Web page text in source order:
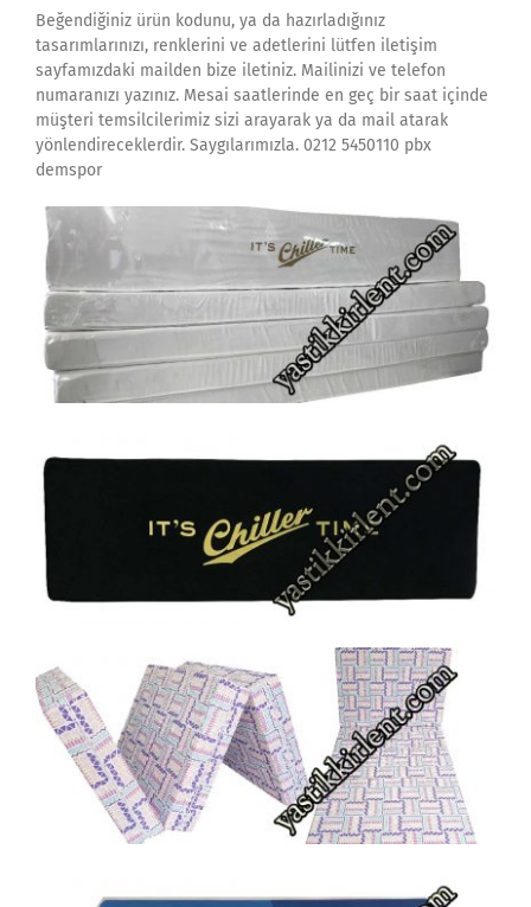
Beğendiğiniz ürün kodunu, ya da hazırladığınız
tasarımlarınızı, renklerini ve adetlerini lütfen iletişim
sayfamızdaki mailden bize iletiniz. Mailinizi ve telefon
numaranızı yazınız. Mesai saatlerinde en geç bir saat içinde
müşteri temsilcilerimiz sizi arayarak ya da mail atarak
yönlendireceklerdir. Saygılarımızla. 0212 5450110 pbx
demspor